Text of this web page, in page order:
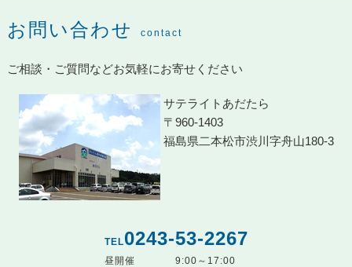
お問い合わせ contact
ご相談・ご質問などお気軽にお寄せください
サテライトあだたら
〒960-1403
福島県二本松市渋川字舟山180-3
TEL0243-53-2267
昼開催 9:00～17:00